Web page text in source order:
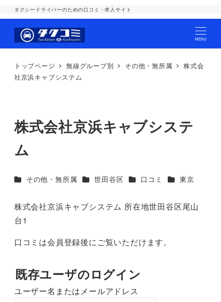
タクシードライバーのための口コミ・求人サイト
MENU
トップページ 無線グループ別 その他・無所属
株式会
社京浜キャブシステム
株式会社京浜キャブシステ
ム
カテゴリー
その他・無所属 カテゴリー
世田谷区 カテゴリー
口コミ カテゴリー
東京
株式会社京浜キャブシステム 所在地世田谷区尾山
台1
口コミは会員登録後にご覧いただけます。
既存ユーザのログイン
ユーザー名またはメールアドレス